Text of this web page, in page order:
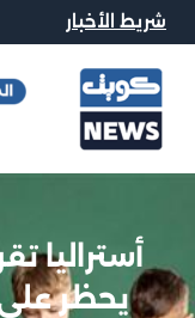
شريط الأخبار
أستراليا